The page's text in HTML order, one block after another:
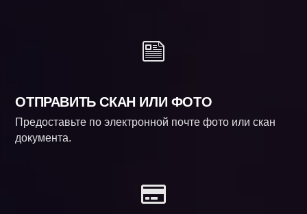
ОТПРАВИТЬ СКАН ИЛИ ФОТО
Предоставьте по электронной почте фото или скан
документа.